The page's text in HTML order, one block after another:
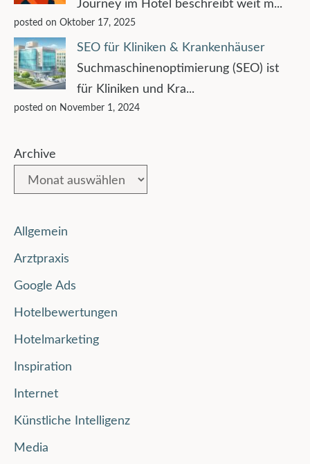
Journey im Hotel beschreibt weit m...
posted on Oktober 17, 2025
SEO für Kliniken & Krankenhäuser
Suchmaschinenoptimierung (SEO) ist
für Kliniken und Kra...
posted on November 1, 2024
Archive
Allgemein
Arztpraxis
Google Ads
Hotelbewertungen
Hotelmarketing
Inspiration
Internet
Künstliche Intelligenz
Media